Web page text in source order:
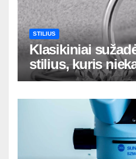
STILIUS
Klasikiniai
stilius, kuris